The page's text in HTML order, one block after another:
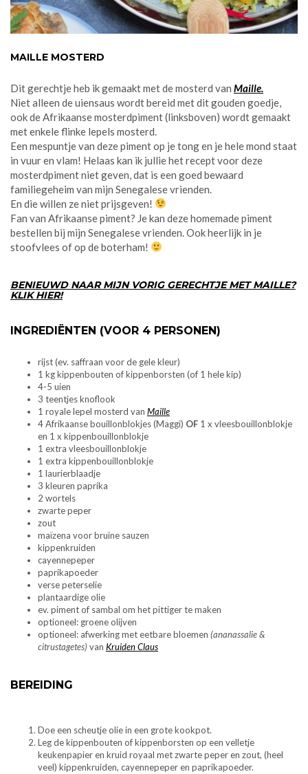
MAILLE MOSTERD
Dit gerechtje heb ik gemaakt met de mosterd van Maille.
Niet alleen de uiensaus wordt bereid met dit gouden goedje,
ook de Afrikaanse mosterdpiment (linksboven) wordt gemaakt
met enkele flinke lepels mosterd.
Een mespuntje van deze piment op je tong en je hele mond staat
in vuur en vlam! Helaas kan ik jullie het recept voor deze
mosterdpiment niet geven, dat is een goed bewaard
familiegeheim van mijn Senegalese vrienden.
En die willen ze niet prijsgeven!
Fan van Afrikaanse piment? Je kan deze homemade piment
bestellen bij mijn Senegalese vrienden. Ook heerlijk in je
stoofvlees of op de boterham!
BENIEUWD NAAR MIJN VORIG GERECHTJE MET MAILLE?
KLIK HIER!
INGREDIËNTEN (VOOR 4 PERSONEN)
rijst (ev. saffraan voor de gele kleur)
1 kg kippenbouten of kippenborsten (of 1 hele kip)
4-5 uien
3 teentjes knoflook
1 royale lepel mosterd van Maille
4 Afrikaanse bouillonblokjes (Maggi) OF 1 x vleesbouillonblokje
en 1 x kippenbouillonblokje
1 extra vleesbouillonblokje
1 extra kippenbouillonblokje
1 laurierblaadje
3 kleuren paprika
2 wortels
zwarte peper
zout
maïzena voor bruine sauzen
kippenkruiden
cayennepeper
paprikapoeder
verse peterselie
plantaardige olie
ev. piment of sambal om het pittiger te maken
optioneel: groene olijven
optioneel: afwerking met eetbare bloemen (ananassalie &
citrustagetes) van Kruiden Claus
BEREIDING
Doe een scheutje olie in een grote kookpot.
Leg de kippenbouten of kippenborsten op een velletje
keukenpapier en kruid royaal met zwarte peper en zout, (heel
veel) kippenkruiden, cayennepeper en paprikapoeder.